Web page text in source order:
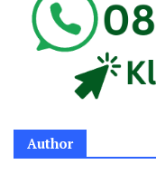
Author